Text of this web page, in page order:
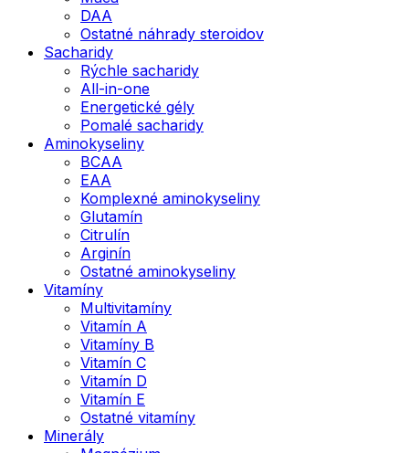
DAA
Ostatné náhrady steroidov
Sacharidy
Rýchle sacharidy
All-in-one
Energetické gély
Pomalé sacharidy
Aminokyseliny
BCAA
EAA
Komplexné aminokyseliny
Glutamín
Citrulín
Arginín
Ostatné aminokyseliny
Vitamíny
Multivitamíny
Vitamín A
Vitamíny B
Vitamín C
Vitamín D
Vitamín E
Ostatné vitamíny
Minerály